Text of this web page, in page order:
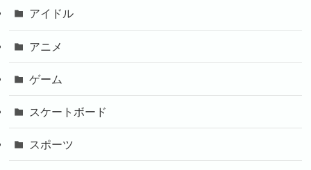
アイドル
アニメ
ゲーム
スケートボード
スポーツ